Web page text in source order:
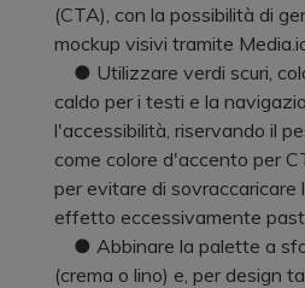
(CTA), con la possibilità di
mockup visivi tramite
● Utilizzare verdi scuri,
caldo per i testi e la
l'accessibilità, riservando il
come colore d'accento per
per evitare di sovraccaricare
effetto eccessivamente
● Abbinare la palette a
(crema o lino) e, per design